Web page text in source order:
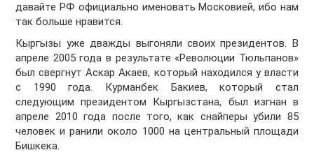
давайте РФ официально именовать Московией, ибо нам
так больше нравится.
Кыргызы уже дважды выгоняли своих президентов. В
апреле 2005 года в результате «Революции Тюльпанов»
был свергнут Аскар Акаев, который находился у власти
с 1990 года. Курманбек Бакиев, который стал
следующим президентом Кыргызстана, был изгнан в
апреле 2010 года после того, как снайперы убили 85
человек и ранили около 1000 на центральный площади
Бишкека.